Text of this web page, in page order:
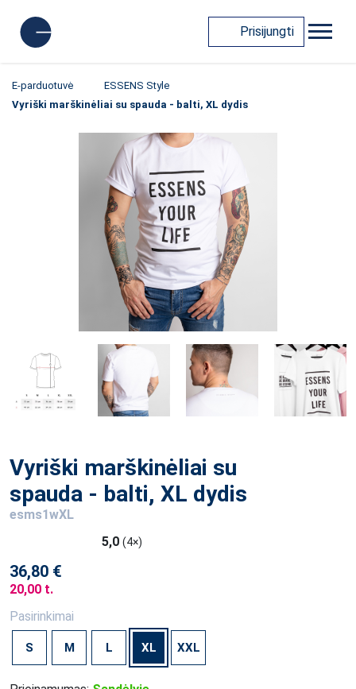
Prisijungti
E-parduotuvė
ESSENS Style
Vyriški marškinėliai su spauda - balti, XL dydis
Vyriški marškinėliai su
spauda - balti, XL dydis
esms1wXL
5,0 (4×)
36,80 €
20,00 t.
Pasirinkimai
S M L XL XXL